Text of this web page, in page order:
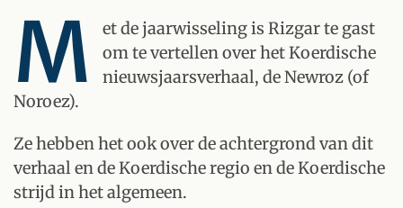
M
et de jaarwisseling is Rizgar te gast
om te vertellen over het Koerdische
nieuwsjaarsverhaal, de Newroz (of
Noroez).
Ze hebben het ook over de achtergrond van dit
verhaal en de Koerdische regio en de Koerdische
strijd in het algemeen.